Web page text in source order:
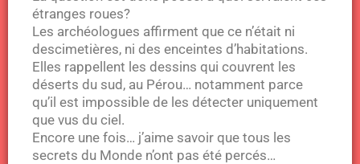
étranges roues?
Les archéologues affirment que ce n’était ni
descimetières, ni des enceintes d’habitations.
Elles rappellent les dessins qui couvrent les
déserts du sud, au Pérou… notamment parce
qu’il est impossible de les détecter uniquement
que vus du ciel.
Encore une fois… j’aime savoir que tous les
secrets du Monde n’ont pas été percés…